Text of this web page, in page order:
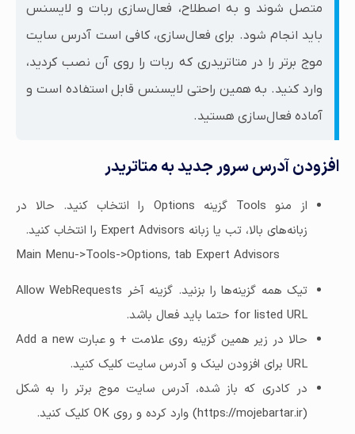
متصل شوند و به اصطلاح، فعال‌سازی ربات و لایسنس
باید انجام شود. برای فعال‌سازی، کافی است آدرس سایت
موج برتر را در متاتریدری که ربات را روی آن نصب کردید،
وارد کنید. به همین راحتی لایسنس قابل استفاده است و
آماده فعال‌سازی هستید.
افزودن آدرس سرور جدید به متاتریدر
از منو Tools گزینه Options را انتخاب کنید. حالا در
زبانه‌های بالا، تب یا زبانه Expert Advisors را انتخاب کنید.
Main Menu->Tools->Options, tab Expert Advisors
تیک همه گزینه‌ها را بزنید. گزینه آخر Allow WebRequests
for listed URL حتما باید فعال باشد.
حالا در زیر همین گزینه روی علامت + و عبارت Add a new
URL برای افزودن لینک و آدرس سایت کلیک کنید.
در کادری که باز شده، آدرس سایت موج برتر را به شکل
(https://mojebartar.ir) وارد کرده و روی OK کلیک کنید.